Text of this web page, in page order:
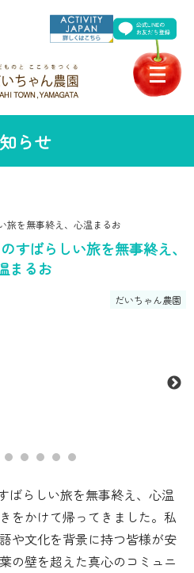
らせ
旅を無事終え、心温まるお
すばらしい旅を無事終え、
まるお
だいちゃん農園
ばらしい旅を無事終え、心温
をかけて帰ってきました。私
や文化を背景に持つ皆様が安
の壁を超えた真心のコミュニ